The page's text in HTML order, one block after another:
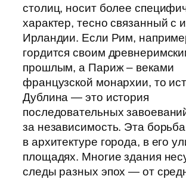
столиц, носит более
характер, тесно связанный с
Ирландии. Если Рим,
гордится своим
прошлым, а Париж – веками
французской монархии, то
Дублина — это история
последовательных
за независимость. Эта
в архитектуре города, в его
площадях. Многие здания
следы разных эпох — от